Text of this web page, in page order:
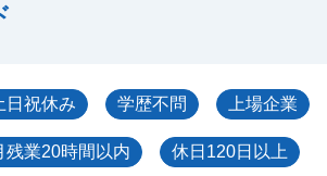
日祝休み 学歴不問 上場企業
残業20時間以内 休日120日以上